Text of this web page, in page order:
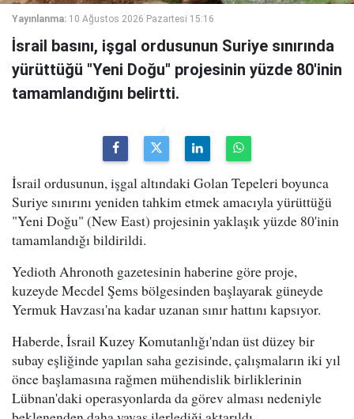
Yayınlanma: 10 Ağustos 2026 Pazartesi 15:16
İsrail basını, işgal ordusunun Suriye sınırında
yürüttüğü "Yeni Doğu" projesinin yüzde 80'inin
tamamlandığını belirtti.
İsrail ordusunun, işgal altındaki Golan Tepeleri boyunca
Suriye sınırını yeniden tahkim etmek amacıyla yürüttüğü
"Yeni Doğu" (New East) projesinin yaklaşık yüzde 80'inin
tamamlandığı bildirildi.
Yedioth Ahronoth gazetesinin haberine göre proje,
kuzeyde Mecdel Şems bölgesinden başlayarak güneyde
Yermuk Havzası'na kadar uzanan sınır hattını kapsıyor.
Haberde, İsrail Kuzey Komutanlığı'ndan üst düzey bir
subay eşliğinde yapılan saha gezisinde, çalışmaların iki yıl
önce başlamasına rağmen mühendislik birliklerinin
Lübnan'daki operasyonlarda da görev alması nedeniyle